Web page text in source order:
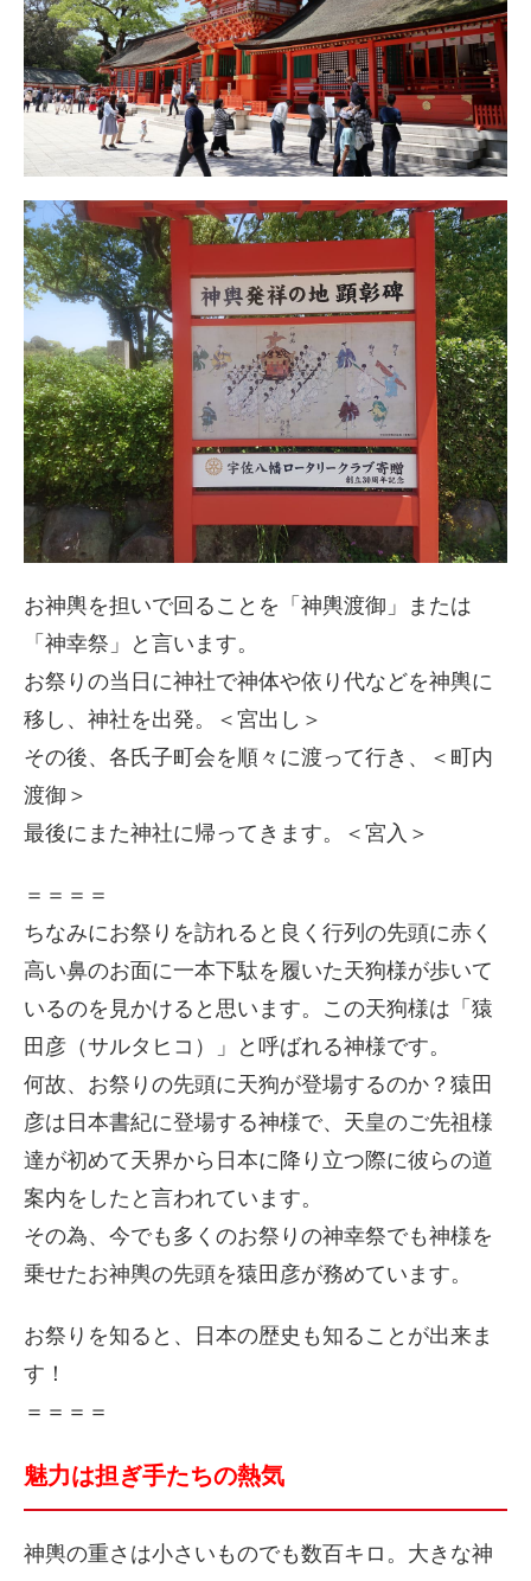
お神輿を担いで回ることを「神輿渡御」または
「神幸祭」と言います。
お祭りの当日に神社で神体や依り代などを神輿に
移し、神社を出発。＜宮出し＞
その後、各氏子町会を順々に渡って行き、＜町内
渡御＞
最後にまた神社に帰ってきます。＜宮入＞
＝＝＝＝
ちなみにお祭りを訪れると良く行列の先頭に赤く
高い鼻のお面に一本下駄を履いた天狗様が歩いて
いるのを見かけると思います。この天狗様は「猿
田彦（サルタヒコ）」と呼ばれる神様です。
何故、お祭りの先頭に天狗が登場するのか？猿田
彦は日本書紀に登場する神様で、天皇のご先祖様
達が初めて天界から日本に降り立つ際に彼らの道
案内をしたと言われています。
その為、今でも多くのお祭りの神幸祭でも神様を
乗せたお神輿の先頭を猿田彦が務めています。
お祭りを知ると、日本の歴史も知ることが出来ま
す！
＝＝＝＝
魅力は担ぎ手たちの熱気
神輿の重さは小さいものでも数百キロ。大きな神